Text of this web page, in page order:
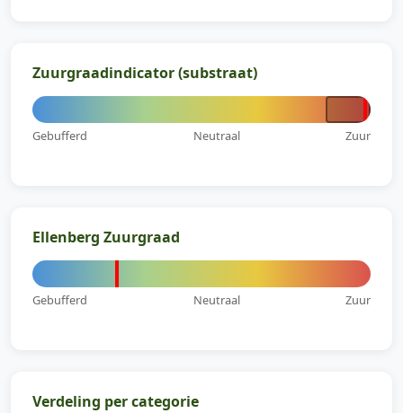
Zuurgraadindicator (substraat)
Gebufferd Neutraal Zuur
Ellenberg Zuurgraad
Gebufferd Neutraal Zuur
Verdeling per categorie